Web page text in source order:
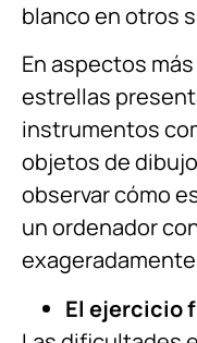
blanco en otros
En aspectos
estrellas
instrumentos
objetos de
observar cómo
un ordenador
El ejercicio